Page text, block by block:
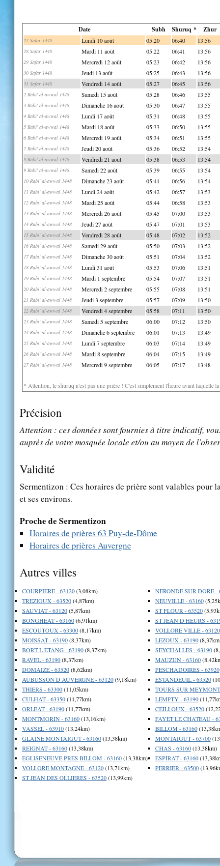
Date Subh Shuruq * Zhur
27 Safar 1448 Lundi 10 août 05:20 06:40 13:56
28 Safar 1448 Mardi 11 août 05:22 06:41 13:56
29 Safar 1448 Mercredi 12 août 05:23 06:42 13:56
30 Safar 1448 Jeudi 13 août 05:25 06:43 13:56
31 Safar 1448 Vendredi 14 août 05:27 06:45 13:56
2 Rabi' al-awwal 1448 Samedi 15 août 05:28 06:46 13:55
3 Rabi' al-awwal 1448 Dimanche 16 août 05:30 06:47 13:55
4 Rabi' al-awwal 1448 Lundi 17 août 05:31 06:48 13:55
5 Rabi' al-awwal 1448 Mardi 18 août 05:33 06:50 13:55
6 Rabi' al-awwal 1448 Mercredi 19 août 05:34 06:51 13:55
7 Rabi' al-awwal 1448 Jeudi 20 août 05:36 06:52 13:54
8 Rabi' al-awwal 1448 Vendredi 21 août 05:38 06:53 13:54
9 Rabi' al-awwal 1448 Samedi 22 août 05:39 06:55 13:54
10 Rabi' al-awwal 1448 Dimanche 23 août 05:41 06:56 13:54
11 Rabi' al-awwal 1448 Lundi 24 août 05:42 06:57 13:53
12 Rabi' al-awwal 1448 Mardi 25 août 05:44 06:58 13:53
13 Rabi' al-awwal 1448 Mercredi 26 août 05:45 07:00 13:53
14 Rabi' al-awwal 1448 Jeudi 27 août 05:47 07:01 13:53
15 Rabi' al-awwal 1448 Vendredi 28 août 05:48 07:02 13:52
16 Rabi' al-awwal 1448 Samedi 29 août 05:50 07:03 13:52
17 Rabi' al-awwal 1448 Dimanche 30 août 05:51 07:04 13:52
18 Rabi' al-awwal 1448 Lundi 31 août 05:53 07:06 13:51
19 Rabi' al-awwal 1448 Mardi 1 septembre 05:54 07:07 13:51
20 Rabi' al-awwal 1448 Mercredi 2 septembre 05:55 07:08 13:51
21 Rabi' al-awwal 1448 Jeudi 3 septembre 05:57 07:09 13:50
22 Rabi' al-awwal 1448 Vendredi 4 septembre 05:58 07:11 13:50
23 Rabi' al-awwal 1448 Samedi 5 septembre 06:00 07:12 13:50
24 Rabi' al-awwal 1448 Dimanche 6 septembre 06:01 07:13 13:49
25 Rabi' al-awwal 1448 Lundi 7 septembre 06:03 07:14 13:49
26 Rabi' al-awwal 1448 Mardi 8 septembre 06:04 07:15 13:49
27 Rabi' al-awwal 1448 Mercredi 9 septembre 06:05 07:17 13:48
* Attention, le shuruq n'est pas une prière ! C'est simplement l'heure avant laquelle
Précision
Attention : ces données sont fournies à titre indicatif,
auprès de votre mosquée locale et/ou au moyen de
Validité
Sermentizon : Ces horaires de prière sont valables pour
et ses environs.
Proche de Sermentizon
Horaires de prières 63 Puy-de-Dôme
Horaires de prières Auvergne
Autres villes
COURPIERE - 63120(3,08km)
TREZIOUX - 63520(4,87km)
SAUVIAT - 63120(5,87km)
BONGHEAT - 63160(6,91km)
ESCOUTOUX - 63300(8,17km)
MOISSAT - 63190(8,37km)
BORT L ETANG - 63190(8,37km)
RAVEL - 63190(8,37km)
DOMAIZE - 63520(8,62km)
AUBUSSON D AUVERGNE - 63120(9,18km)
THIERS - 63300(11,05km)
CULHAT - 63350(11,77km)
ORLEAT - 63190(11,77km)
MONTMORIN - 63160(13,16km)
VASSEL - 63910(13,24km)
GLAINE MONTAIGUT - 63160(13,38km)
REIGNAT - 63160(13,38km)
EGLISENEUVE PRES BILLOM - 63160(13,38km)
VOLLORE MONTAGNE - 63120(13,71km)
ST JEAN DES OLLIERES - 63520(13,99km)
NERONDE SUR DORE -
NEUVILLE - 63160
ST FLOUR - 63520
ST JEAN D HEURS -
VOLLORE VILLE - 63120
LEZOUX - 63190
SEYCHALLES - 63190
MAUZUN - 63160
PESCHADOIRES - 63920
ESTANDEUIL - 63520
TOURS SUR
LEMPTY - 63190
CEILLOUX - 63520
FAYET LE CHATEAU -
BILLOM - 63160
MONTAIGUT - 63700
CHAS - 63160(13,38km)
ESPIRAT - 63160
PERRIER - 63500